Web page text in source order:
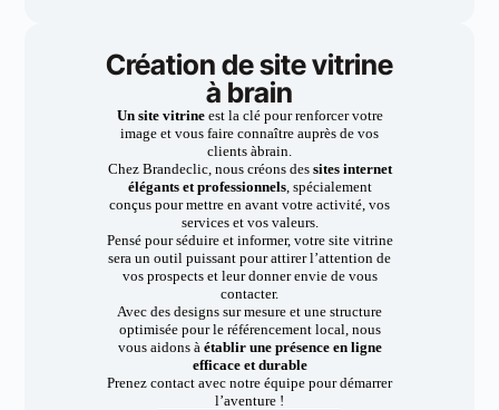
Création de site vitrine
à brain
Un site vitrineest la clé pour renforcer votre
image et vous faire connaître auprès de vos
clients àbrain.
Chez Brandeclic, nous créons dessites internet
élégants et professionnels, spécialement
conçus pour mettre en avant votre activité, vos
services et vos valeurs.
Pensé pour séduire et informer, votre site vitrine
sera un outil puissant pour attirer l’attention de
vos prospects et leur donner envie de vous
contacter.
Avec des designs sur mesure et une structure
optimisée pour le référencement local, nous
vous aidons à établir une présence en ligne
efficace et durable
Prenez contact avec notre équipe pour démarrer
l’aventure !